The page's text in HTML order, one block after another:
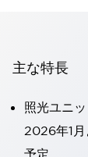
主な特長
照光ユニ
2026年1月
予定